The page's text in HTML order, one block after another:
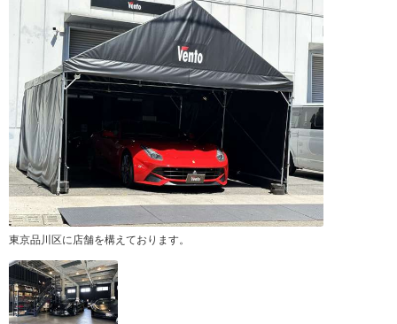
東京品川区に店舗を構えております。